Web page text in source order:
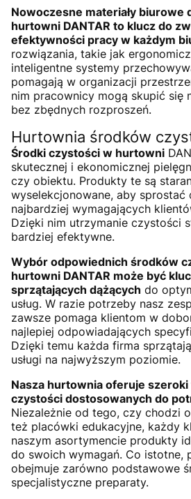
Nowoczesne materiały biurowe
hurtowni DANTAR to klucz do
efektywności pracy w każdym
rozwiązania, takie jak
inteligentne systemy
pomagają w organizacji
nim pracownicy mogą skupić się
bez zbędnych rozproszeń.
Hurtownia środków
Środki czystości w hurtowni
skutecznej i ekonomicznej
czy obiektu. Produkty te są
wyselekcjonowane, aby sprostać
najbardziej wymagających
Dzięki nim utrzymanie czystości
bardziej efektywne.
Wybór odpowiednich środków
hurtowni DANTAR może być
sprzątających dążących do
usług. W razie potrzeby nasz
zawsze pomaga klientom w
najlepiej odpowiadających
Dzięki temu każda firma
usługi na najwyższym poziomie.
Nasza hurtownia oferuje
czystości dostosowanych do
Niezależnie od tego, czy chodzi
też placówki edukacyjne, każdy
naszym asortymencie produkty
do swoich wymagań. Co istotne,
obejmuje zarówno podstawowe
specjalistyczne preparaty.